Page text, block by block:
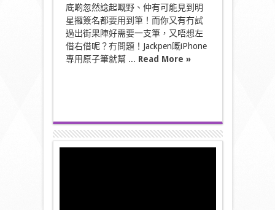
底啲忽然諗起嘅野、仲有可能見到明
星攞簽名都要用到筆！而你又有冇試
過出街果陣好需要一支筆，又唔想左
借右借呢？冇問題！Jackpen嘅iPhone
專用原子筆就幫 ... Read More »